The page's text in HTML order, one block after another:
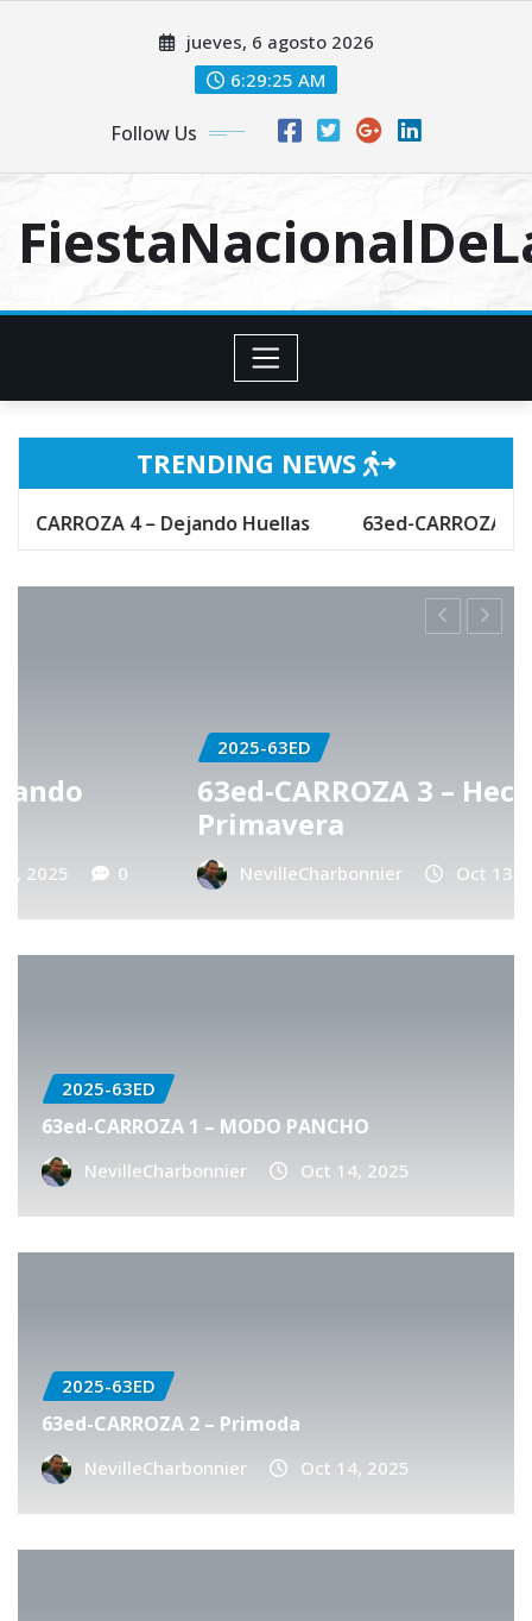
jueves, 6 agosto 2026
6:29:26 AM
Follow Us
TRENDING NEWS
4 – Dejando Huellas 63ed-CARROZA 3 – Hechizo
63ed-CARROZA 3 – Hechizo de
NevilleCharbonnier Oct 13, 2025 0
2025-63ED
63ed-CARROZA 1 – MODO PANCHO
NevilleCharbonnier Oct 14, 2025
2025-63ED
63ed-CARROZA 2 – Primoda
NevilleCharbonnier Oct 14, 2025